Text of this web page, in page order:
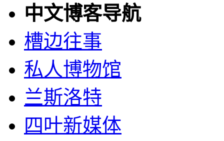
中文博客导航
槽边往事
私人博物馆
兰斯洛特
四叶新媒体